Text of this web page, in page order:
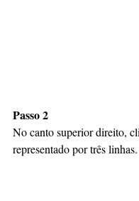
Passo 2
No canto superior direito,
representado por três linhas.